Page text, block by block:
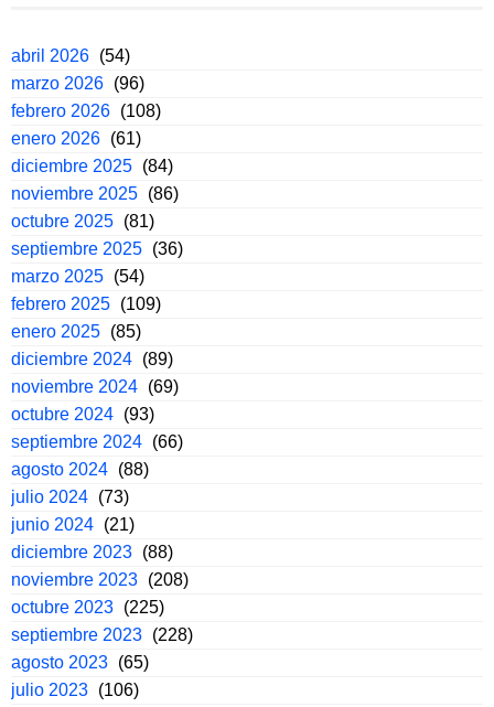
abril 2026 (54)
marzo 2026 (96)
febrero 2026 (108)
enero 2026 (61)
diciembre 2025 (84)
noviembre 2025 (86)
octubre 2025 (81)
septiembre 2025 (36)
marzo 2025 (54)
febrero 2025 (109)
enero 2025 (85)
diciembre 2024 (89)
noviembre 2024 (69)
octubre 2024 (93)
septiembre 2024 (66)
agosto 2024 (88)
julio 2024 (73)
junio 2024 (21)
diciembre 2023 (88)
noviembre 2023 (208)
octubre 2023 (225)
septiembre 2023 (228)
agosto 2023 (65)
julio 2023 (106)